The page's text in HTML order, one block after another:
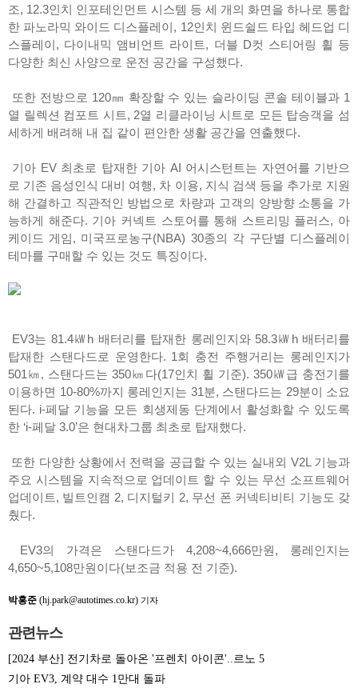
조, 12.3인치 인포테인먼트 시스템 등 세 개의 화면을 하나로 통합
한 파노라믹 와이드 디스플레이, 12인치 윈드쉴드 타입 헤드업 디
스플레이, 다이내믹 앰비언트 라이트, 더블 D컷 스티어링 휠 등
다양한 최신 사양으로 운전 공간을 구성했다.
또한 전방으로 120㎜ 확장할 수 있는 슬라이딩 콘솔 테이블과 1
열 릴렉션 컴포트 시트, 2열 리클라이닝 시트로 모든 탑승객을 섬
세하게 배려해 내 집 같이 편안한 생활 공간을 연출했다.
기아 EV 최초로 탑재한 기아 AI 어시스턴트는 자연어를 기반으
로 기존 음성인식 대비 여행, 차 이용, 지식 검색 등을 추가로 지원
해 간결하고 직관적인 방법으로 차량과 고객의 양방향 소통을 가
능하게 해준다. 기아 커넥트 스토어를 통해 스트리밍 플러스, 아
케이드 게임, 미국프로농구(NBA) 30종의 각 구단별 디스플레이
테마를 구매할 수 있는 것도 특징이다.
EV3는 81.4㎾h 배터리를 탑재한 롱레인지와 58.3㎾h 배터리를
탑재한 스탠다드로 운영한다. 1회 충전 주행거리는 롱레인지가
501㎞, 스탠다드는 350㎞다(17인치 휠 기준). 350㎾급 충전기를
이용하면 10-80%까지 롱레인지는 31분, 스탠다드는 29분이 소요
된다. i-페달 기능을 모든 회생제동 단계에서 활성화할 수 있도록
한 ‘i-페달 3.0’은 현대차그룹 최초로 탑재했다.
또한 다양한 상황에서 전력을 공급할 수 있는 실내외 V2L 기능과
주요 시스템을 지속적으로 업데이트 할 수 있는 무선 소프트웨어
업데이트, 빌트인캠 2, 디지털키 2, 무선 폰 커넥티비티 기능도 갖
췄다.
EV3의 가격은 스탠다드가 4,208~4,666만원, 롱레인지는
4,650~5,108만원이다(보조금 적용 전 기준).
박홍준 (hj.park@autotimes.co.kr) 기자
관련뉴스
[2024 부산] 전기차로 돌아온 '프렌치 아이콘'..르노 5
기아 EV3, 계약 대수 1만대 돌파